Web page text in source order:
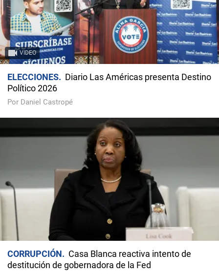
VIDEO
ELECCIONES
Diario Las Américas presenta Destino
Político 2026
Por Daniel Castropé
CORRUPCIÓN
Casa Blanca reactiva intento de
destitución de gobernadora de la Fed